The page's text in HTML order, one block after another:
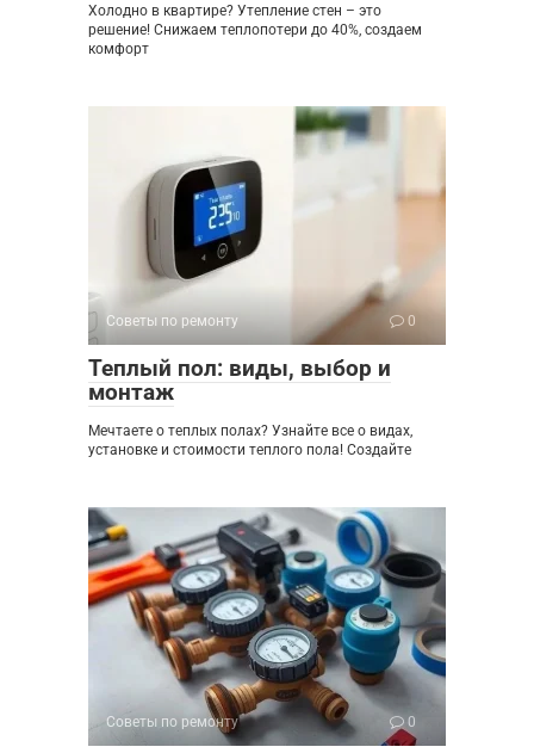
Холодно в квартире? Утепление стен – это
решение! Снижаем теплопотери до 40%, создаем
комфорт
Советы по ремонту 0
Теплый пол: виды, выбор и
монтаж
Мечтаете о теплых полах? Узнайте все о видах,
установке и стоимости теплого пола! Создайте
Советы по ремонту 0